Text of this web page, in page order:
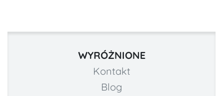
WYRÓŻNIONE
Kontakt
Blog